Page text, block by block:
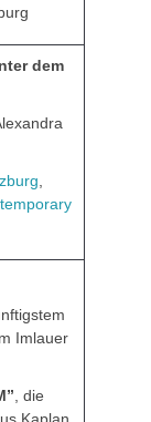
dem
Imlauer
, die